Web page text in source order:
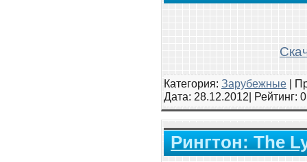
Категория: Зарубежные |
Дата: 28.12.2012| Рейтинг:
Рингтон: The